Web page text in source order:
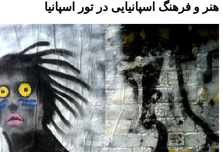
هنر و فرهنگ اسپانیایی در تور اسپانیا